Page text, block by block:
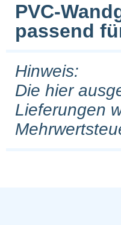
PVC-
passend
Hinweis:
Die hier
Lieferungen